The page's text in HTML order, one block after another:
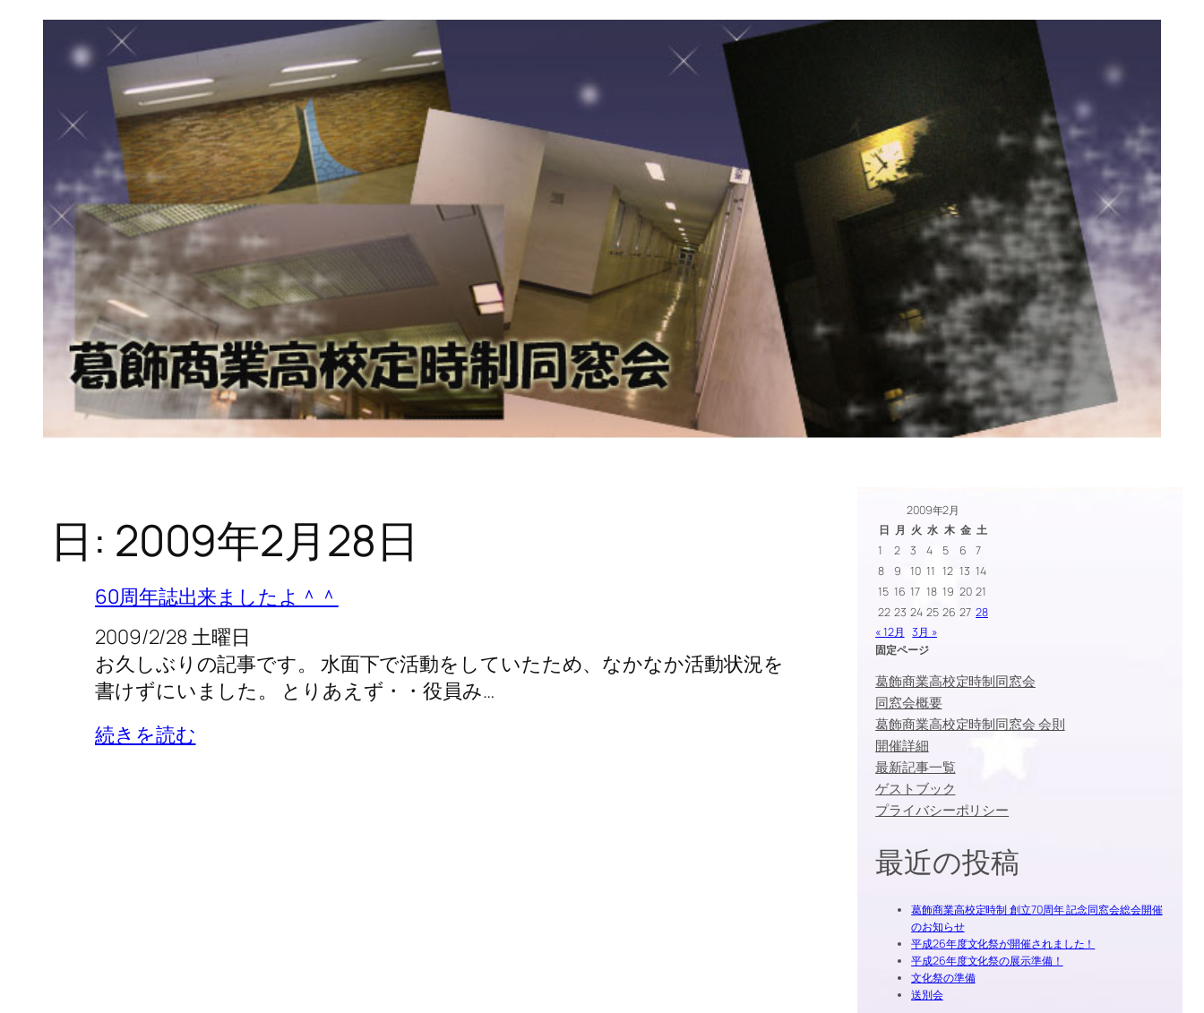
日: 2009年2月28日
60周年誌出来ましたよ＾＾
2009/2/28 土曜日
お久しぶりの記事です。 水面下で活動をしていたため、なかなか活動状況を
書けずにいました。 とりあえず・・役員み…
続きを読む
2009年2月
日 月 火 水 木 金 土
1
2 3 4 5 6
7
8
9 10 11 12 13 14
15 16 17 18 19 20 21
22 23 24 25 26 27 28
« 12月
3月 »
固定ページ
葛飾商業高校定時制同窓会
同窓会概要
葛飾商業高校定時制同窓会 会則
開催詳細
最新記事一覧
ゲストブック
プライバシーポリシー
最近の投稿
葛飾商業高校定時制 創立70周年 記念同窓会総会開催
のお知らせ
平成26年度文化祭が開催されました！
平成26年度文化祭の展示準備！
文化祭の準備
送別会